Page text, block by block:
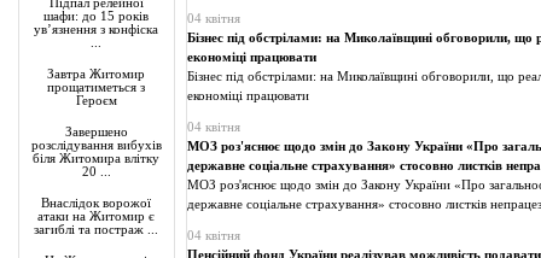
Підпал релейної
шафи: до 15 років
ув’язнення з конфіска
Завтра Житомир
прощатиметься з
Героєм
Завершено
розслідування вибухів
біля Житомира влітку
20 ...
Внаслідок ворожої
атаки на Житомир є
загиблі та постраж ...
04 квітня
Бізнес під обстрілами: на Миколаївщині обговорили,
економіці працювати
Бізнес під обстрілами: на Миколаївщині обговорили, що
економіці працювати
04 квітня
МОЗ роз'яснює щодо змін до Закону України «Про
державне соціальне страхування» стосовно листків
МОЗ роз'яснює щодо змін до Закону України «Про
державне соціальне страхування» стосовно листків
04 квітня
Пенсійний фонд України реалізував можливість